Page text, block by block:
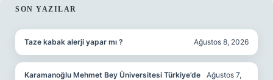
SIDEBAR
SON YAZILAR
Taze kabak alerji yapar mı ? Ağustos 8, 2026
Karamanoğlu Mehmet Bey Üniversitesi Türkiye’de
Ağustos 7,